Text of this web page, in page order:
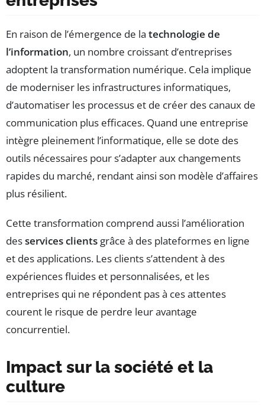
En raison de l’émergence de la technologie de
l’information, un nombre croissant d’entreprises
adoptent la transformation numérique. Cela implique
de moderniser les infrastructures informatiques,
d’automatiser les processus et de créer des canaux de
communication plus efficaces. Quand une entreprise
intègre pleinement l’informatique, elle se dote des
outils nécessaires pour s’adapter aux changements
rapides du marché, rendant ainsi son modèle d’affaires
plus résilient.
Cette transformation comprend aussi l’amélioration
desservices clients grâce à des plateformes en ligne
et des applications. Les clients s’attendent à des
expériences fluides et personnalisées, et les
entreprises qui ne répondent pas à ces attentes
courent le risque de perdre leur avantage
concurrentiel.
Impact sur la société et la
culture